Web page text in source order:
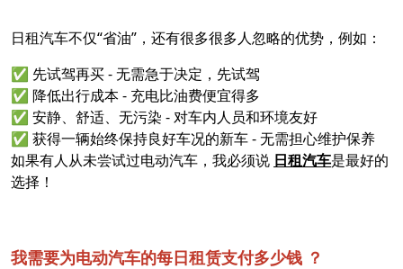
日租汽车不仅“省油”，还有很多很多人忽略的优势，例如：
✅ 先试驾再买 - 无需急于决定，先试驾
✅ 降低出行成本 - 充电比油费便宜得多
✅ 安静、舒适、无污染 - 对车内人员和环境友好
✅ 获得一辆始终保持良好车况的新车 - 无需担心维护保养
如果有人从未尝试过电动汽车，我必须说 日租汽车是最好的
选择！
我需要为电动汽车的每日租赁支付多少钱 ？